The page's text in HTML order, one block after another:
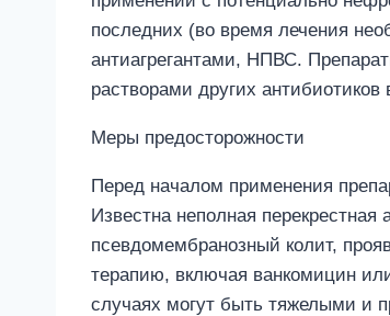
последних (во время лечения
антиагрегантами, НПВС.
растворами других
Меры предосторожности
Перед началом применения
Известна неполная
псевдомембранозный колит,
терапию, включая ванкомицин
случаях могут быть тяжелыми и